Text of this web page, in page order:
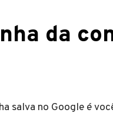
da
salva no Google é